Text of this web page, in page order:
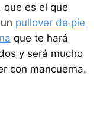
que es el que
pullover de pie
que te hará
y será mucho
con mancuerna.